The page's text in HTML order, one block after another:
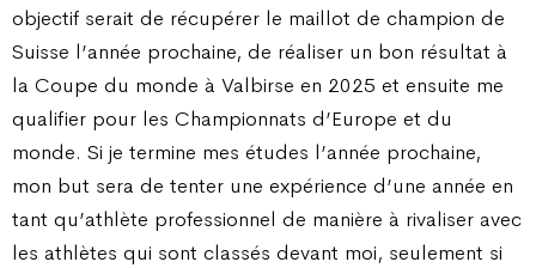
objectif serait de récupérer le maillot de champion de
Suisse l’année prochaine, de réaliser un bon résultat à
la Coupe du monde à Valbirse en 2025 et ensuite me
qualifier pour les Championnats d’Europe et du
monde. Si je termine mes études l’année prochaine,
mon but sera de tenter une expérience d’une année en
tant qu’athlète professionnel de manière à rivaliser avec
les athlètes qui sont classés devant moi, seulement si